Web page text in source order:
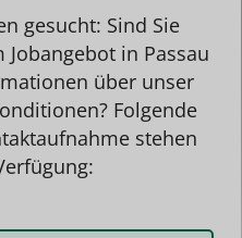
gesucht: Sind Sie
Jobangebotin Passau
über unser
Folgende
stehen